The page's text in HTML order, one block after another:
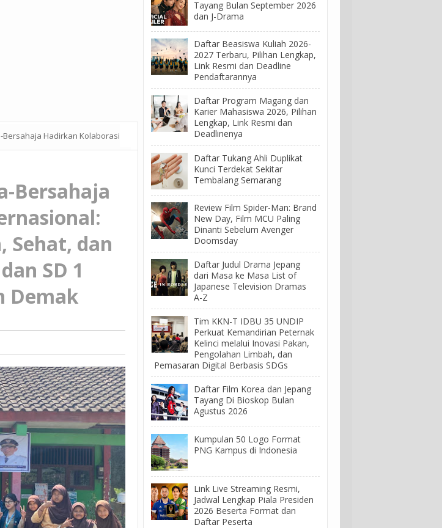
Bersahaja Hadirkan Kolaborasi
Bersahaja
Sehat, dan
SD 1
Demak
Tayang Bulan September 2026
dan J-Drama
Daftar Beasiswa Kuliah 2026-
2027 Terbaru, Pilihan Lengkap,
Link Resmi dan Deadline
Pendaftarannya
Daftar Program Magang dan
Karier Mahasiswa 2026, Pilihan
Lengkap, Link Resmi dan
Deadlinenya
Daftar Tukang Ahli Duplikat
Kunci Terdekat Sekitar
Tembalang Semarang
Review Film Spider-Man: Brand
New Day, Film MCU Paling
Dinanti Sebelum Avenger
Doomsday
Daftar Judul Drama Jepang
dari Masa ke Masa List of
Japanese Television Dramas
A-Z
Tim KKN-T IDBU 35 UNDIP
Perkuat Kemandirian Peternak
Kelinci melalui Inovasi Pakan,
Pengolahan Limbah, dan
Pemasaran Digital Berbasis SDGs
Daftar Film Korea dan Jepang
Tayang Di Bioskop Bulan
Agustus 2026
Kumpulan 50 Logo Format
PNG Kampus di Indonesia
Link Live Streaming Resmi,
Jadwal Lengkap Piala Presiden
2026 Beserta Format dan
Daftar Peserta